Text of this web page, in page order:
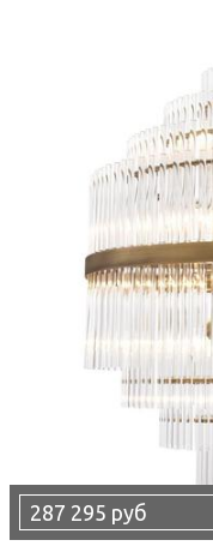
287 295 руб